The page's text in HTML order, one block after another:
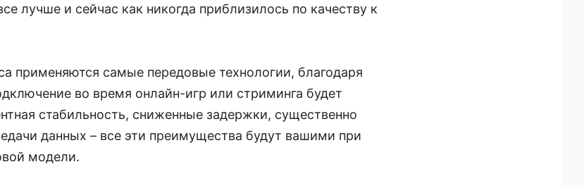
лучше и сейчас как никогда приблизилось по качеству к
применяются самые передовые технологии, благодаря
во время онлайн-игр или стриминга будет
стабильность, сниженные задержки, существенно
данных – все эти преимущества будут вашими при
модели.